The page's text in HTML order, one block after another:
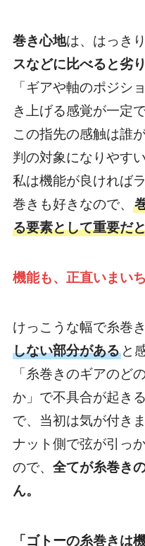
巻き心地は、はっき
スなどに比べると劣り
「ギアや軸のポジシ
き上げる感覚が一定
この指先の感触は誰
判の対象になりやすい
私は機能が良ければ
巻きも好きなので、
る要素として重要だ
機能も、正直いまいち
けっこうな幅で糸巻
しない部分があると
「糸巻きのギアのど
か」で不具合が起き
で、当初は気が付き
ナット側で弦が引っ
ので、 全てが糸巻き
ん。
「ゴトーの糸巻きは